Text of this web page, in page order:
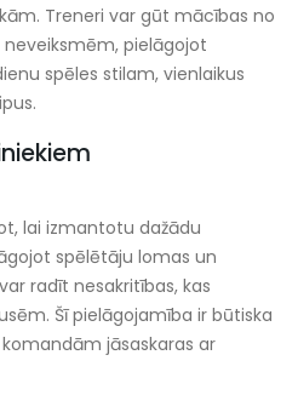
Treneri var gūt mācības no
pielāgojot
spēles stilam, vienlaikus
lai izmantotu dažādu
spēlētāju lomas un
radīt nesakritības, kas
Šī pielāgojamība ir būtiska
jāsaskaras ar